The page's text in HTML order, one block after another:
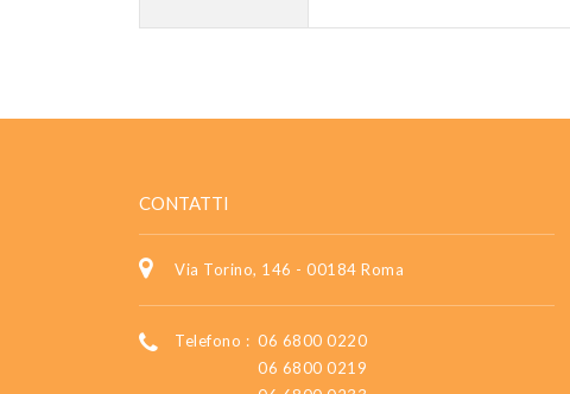
CONTATTI
Via Torino, 146 - 00184 Roma
Telefono : 06 6800 0220
06 6800 0219